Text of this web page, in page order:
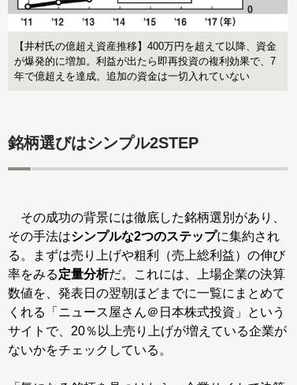
【井村氏の億超え資産推移】400万円を超えて以降、資金
が爆発的に増加。利益が出たら即再投資の複利効果で、7
年で億超えを達成。追加の資金は一切入れていない
銘柄選びはシンプル2STEP
その成功の背景には徹底した銘柄選別があり、
その手法はシンプルな2つのステップに集約され
る。まずは売り上げや粗利（売上総利益）の伸び
率をみる定量分析だ。これには、上場企業の決算
数値を、発表日の翌朝ほどまでに一覧にまとめて
くれる「ニュース屋さん＠日本株式投資」という
サイトで、20％以上売り上げが増えている企業が
ないかをチェックしている。